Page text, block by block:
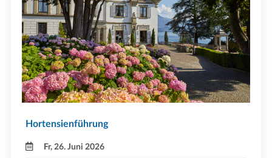
Hortensienführung
Fr, 26. Juni 2026